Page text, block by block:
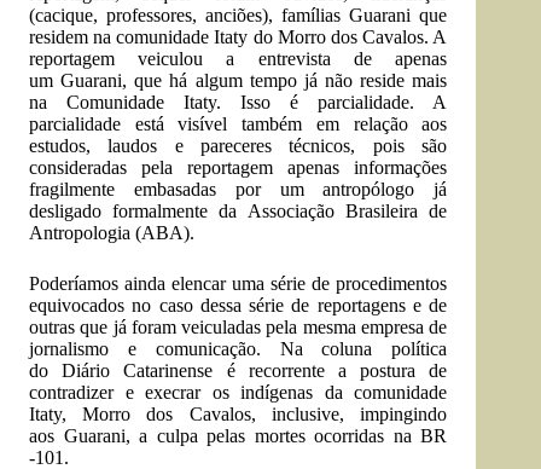
(cacique, professores, anciões), famílias Guarani que
residem na comunidade Itaty do Morro dos Cavalos. A
reportagem veiculou a entrevista de apenas
um Guarani, que há algum tempo já não reside mais
na Comunidade Itaty. Isso é parcialidade. A
parcialidade está visível também em relação aos
estudos, laudos e pareceres técnicos, pois são
consideradas pela reportagem apenas informações
fragilmente embasadas por um antropólogo já
desligado formalmente da Associação Brasileira de
Antropologia (ABA).
Poderíamos ainda elencar uma série de procedimentos
equivocados no caso dessa série de reportagens e de
outras que já foram veiculadas pela mesma empresa de
jornalismo e comunicação. Na coluna política
do Diário Catarinense é recorrente a postura de
contradizer e execrar os indígenas da comunidade
Itaty, Morro dos Cavalos, inclusive, impingindo
aos Guarani, a culpa pelas mortes ocorridas na BR
-101.